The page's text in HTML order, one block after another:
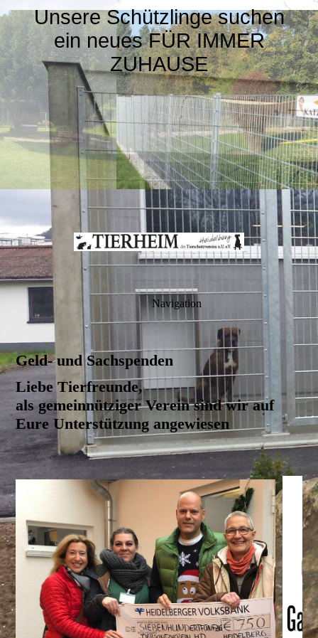
Unsere Schützlinge suchen
ein neues FÜR IMMER
ZUHAUSE
Navigation
Geld- und Sachspenden
Liebe Tierfreunde,
als gemeinnütziger Verein sind wir auf
Eure Unterstützung angewiesen